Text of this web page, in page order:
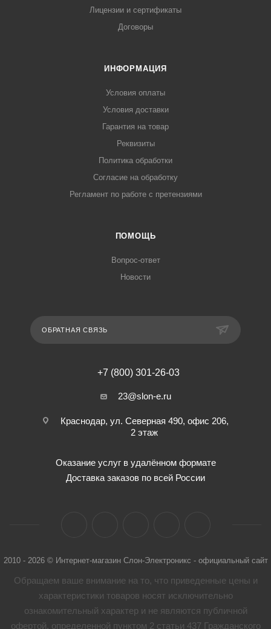
Лицензии и сертификаты
Договоры
ИНФОРМАЦИЯ
Условия оплаты
Условия доставки
Гарантия на товар
Реквизиты
Политика обработки
Согласие на обработку
Регламент по работе с претензиями
ПОМОЩЬ
Вопрос-ответ
Новости
ОБРАТНАЯ СВЯЗЬ
+7 (800) 301-26-03
23@slon-e.ru
Краснодар, ул. Северная 490, офис 206,
2 этаж
Оказание услуг в удалённом формате
Доставка заказов по всей России
2010 - 2026 © Интернет-магазин Слон-Электроникс - официальный сайт
Обращаем ваше внимание на то, что приведенные цены и
характеристики товaров носят исключительно
ознакомительный характер и не являются публичной
офертой, определенной пунктом 2 статьи 437 Гражданского